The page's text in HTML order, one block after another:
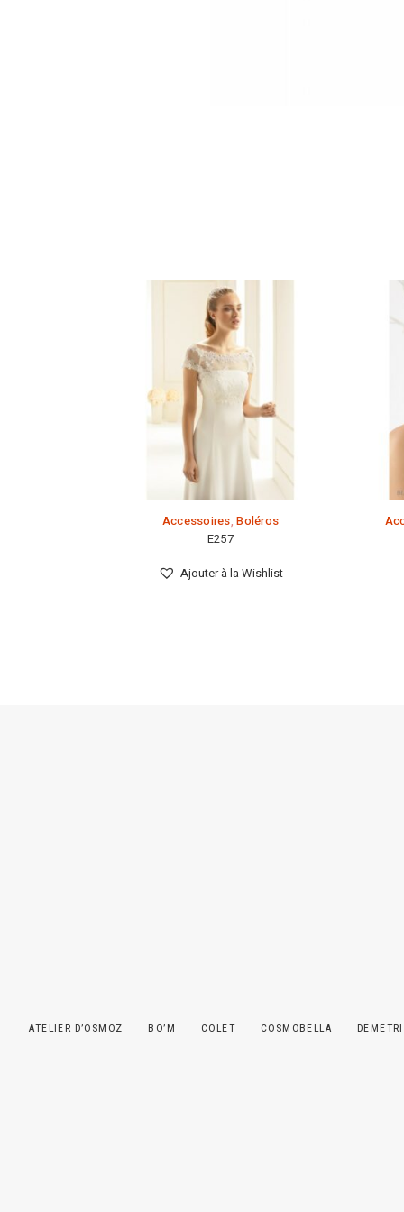
Accessoires,Boléros
E257
Ajouter à la Wishlist
ATELIER D’OSMOZ BO’M COLET COSMOBELLA